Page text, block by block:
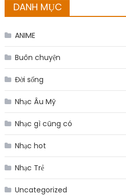
DANH MỤC
ANIME
Buôn chuyện
Đời sống
Nhạc Âu Mỹ
Nhạc gì cũng có
Nhạc hot
Nhạc Trẻ
Uncategorized